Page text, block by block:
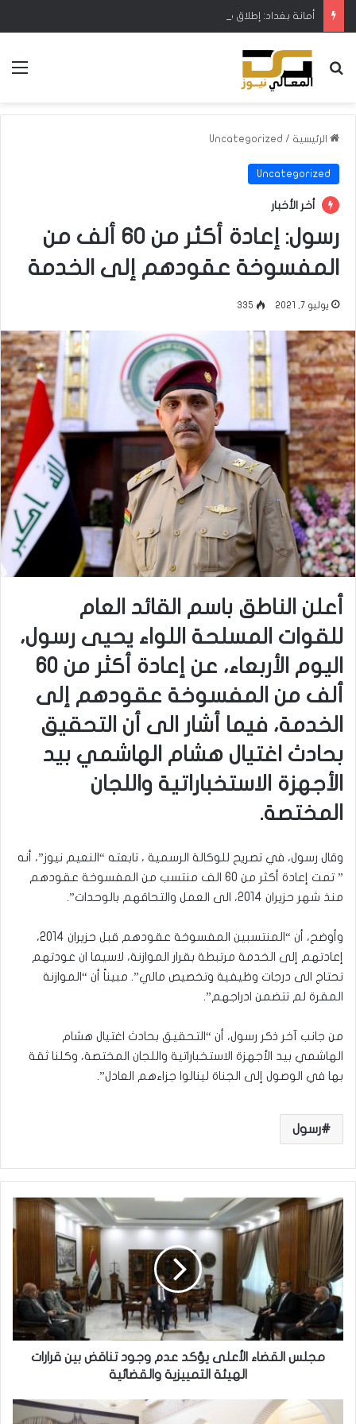
بحث عن
الرئيسية /
Uncategorized
Uncategorized
أخر الأخبار
رسول: إعادة أكثر من 60 ألف من
المفسوخة عقودهم إلى الخدمة
يوليو 7, 2021 335
أعلن الناطق باسم القائد العام
للقوات المسلحة اللواء يحيى رسول،
اليوم الأربعاء، عن إعادة أكثر من 60
ألف من المفسوخة عقودهم إلى
الخدمة، فيما أشار الى أن التحقيق
بحادث اغتيال هشام الهاشمي بيد
الأجهزة الاستخباراتية واللجان
المختصة.
وقال رسول، في تصريح للوكالة الرسمية ، تابعته “النعيم نيوز”، أنه
” تمت إعادة أكثر من 60 الف منتسب من المفسوخة عقودهم
منذ شهر حزيران 2014، الى العمل والتحاقهم بالوحدات”.
وأوضح، أن “المنتسبين المفسوخة عقودهم قبل حزيران 2014،
إعادتهم إلى الخدمة مرتبطة بقرار الموازنة، لاسيما ان عودتهم
تحتاج الى درجات وظيفية وتخصيص مالي”. مبيناً أن “الموازنة
المقرة لم تتضمن ادراجهم”.
من جانب آخر ذكر رسول، أن “التحقيق بحادث اغتيال هشام
الهاشمي بيد الأجهزة الاستخباراتية واللجان المختصة، وكلنا ثقة
بها في الوصول إلى الجناة لينالوا جزاءهم العادل”.
رسول
م
ج
ل
س
ا
ق
ض
ا
مجلس القضاء الأعلى يؤكد عدم وجود تناقض بين قرارات
الهيئة التمييزية والقضائية